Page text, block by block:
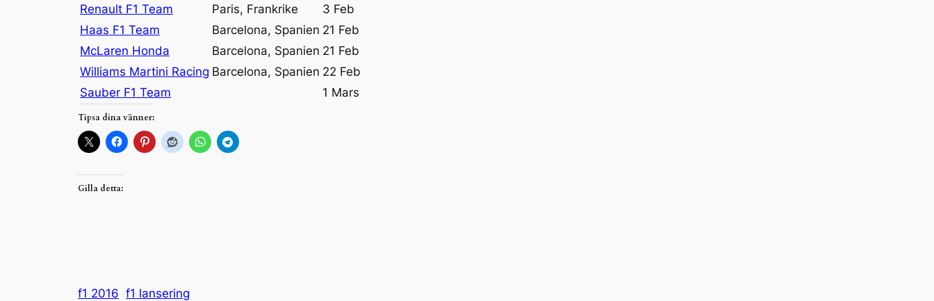
Renault F1 Team
Paris, Frankrike
3 Feb
Haas F1 Team
Barcelona, Spanien 21 Feb
McLaren Honda
Barcelona, Spanien 21 Feb
Williams Martini Racing Barcelona, Spanien 22 Feb
Sauber F1 Team
1 Mars
Tipsa dina vänner:
Gilla detta:
f1 2016 f1 lansering